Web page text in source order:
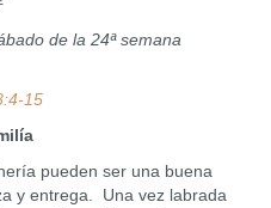
de la 24ª semana
15
pueden ser una buena
y entrega. Una vez labrada